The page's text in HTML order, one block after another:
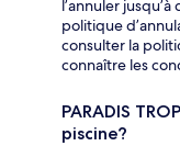
l’annuler
politique
consulter la
connaître les
PARADIS
piscine?